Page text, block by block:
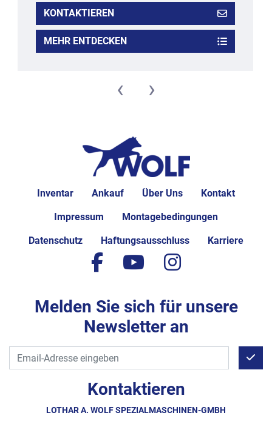
KONTAKTIEREN
MEHR ENTDECKEN
‹ ›
Inventar Ankauf Über Uns Kontakt
Impressum Montagebedingungen
Datenschutz Haftungsausschluss Karriere
Kontaktieren
LOTHAR A. WOLF SPEZIALMASCHINEN-GMBH
facebook
youtubeinstagram
Melden Sie sich für unsere
Newsletter an